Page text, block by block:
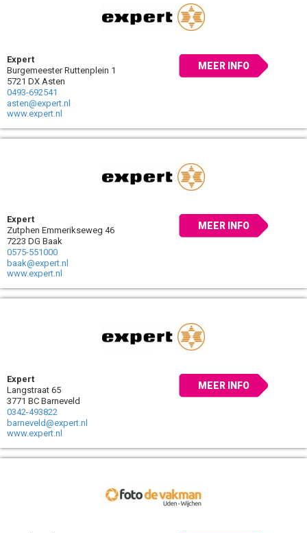
Expert
Burgemeester Ruttenplein 1
5721 DX Asten
0493-692541
asten@expert.nl
www.expert.nl
MEER INFO
Expert
Zutphen Emmerikseweg 46
7223 DG Baak
0575-551000
baak@expert.nl
www.expert.nl
MEER INFO
Expert
Langstraat 65
3771 BC Barneveld
0342-493822
barneveld@expert.nl
www.expert.nl
MEER INFO